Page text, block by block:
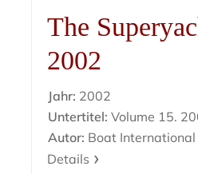
The
2002
Jahr: 2002
Untertitel: Volume 15.
Autor: Boat International
Details